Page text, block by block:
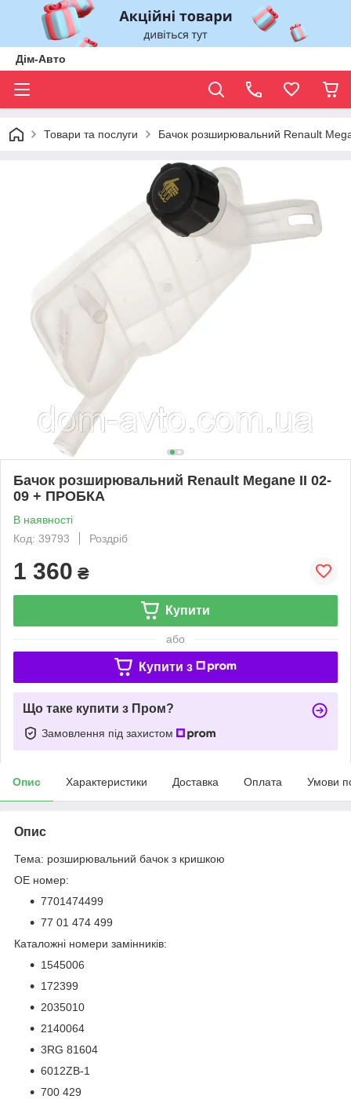
Дім-Авто
Товари та послуги Бачок розширювальний Renault
Бачок розширювальний Renault Megane II 02-
09 + ПРОБКА
В наявності
Код: 39793
Роздріб
1 360 ₴
Купити
або
Купити з
Що таке купити з Пром?
Замовлення під захистом
Опис Характеристики Доставка Оплата Умови
Опис
Тема: розширювальний бачок з кришкою
OE номер:
7701474499
77 01 474 499
Каталожні номери замінників:
1545006
172399
2035010
2140064
3RG 81604
6012ZB-1
700 429